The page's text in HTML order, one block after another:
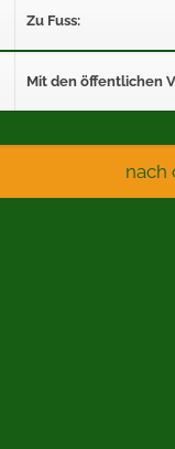
Zu Fuss:
Mit den öffentlichen
nach